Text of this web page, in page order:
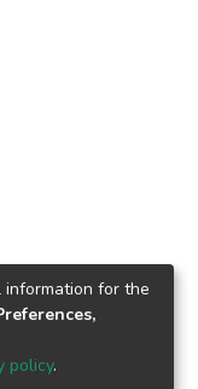
for the
policy.